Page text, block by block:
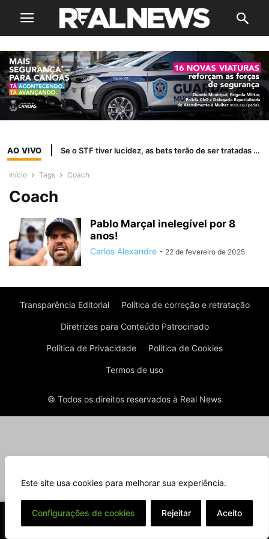
Este site usa cookies para melhorar sua experiência.
Configurações de cookies Rejeitar Aceito
AO VIVO Se o STF tiver lucidez, as bets terão de ser tratadas como jogo de azar
Início Tags Coach
Coach
Pablo Marçal inelegível por 8
anos!
Carlos Alexandre - 22 de fevereiro de 2025
Transparência Editorial Política de correção e retratação
Diretrizes para Conteúdo Patrocinado
Política de Privacidade Política de Cookies
Termos de uso
© Todos os direitos reservados à Real News